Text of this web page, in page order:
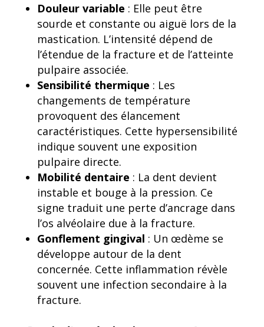
Douleur variable : Elle peut être
sourde et constante ou aiguë lors de la
mastication. L’intensité dépend de
l’étendue de la fracture et de l’atteinte
pulpaire associée.
Sensibilité thermique : Les
changements de température
provoquent des élancement
caractéristiques. Cette hypersensibilité
indique souvent une exposition
pulpaire directe.
Mobilité dentaire : La dent devient
instable et bouge à la pression. Ce
signe traduit une perte d’ancrage dans
l’os alvéolaire due à la fracture.
Gonflement gingival : Un œdème se
développe autour de la dent
concernée. Cette inflammation révèle
souvent une infection secondaire à la
fracture.